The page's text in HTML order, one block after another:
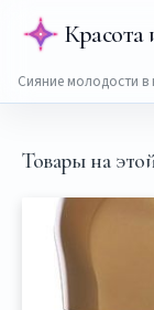
Красота
Сияние молодости в
Товары на